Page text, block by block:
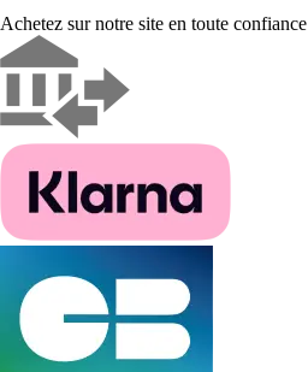
Achetez sur notre site en toute confiance